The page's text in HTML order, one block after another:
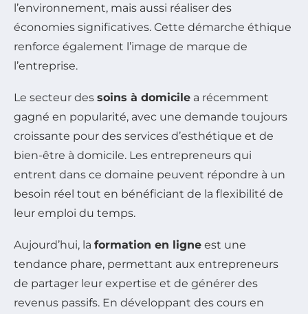
l’environnement, mais aussi réaliser des
économies significatives. Cette démarche éthique
renforce également l’image de marque de
l’entreprise.
Le secteur des soins à domicile a récemment
gagné en popularité, avec une demande toujours
croissante pour des services d’esthétique et de
bien-être à domicile. Les entrepreneurs qui
entrent dans ce domaine peuvent répondre à un
besoin réel tout en bénéficiant de la flexibilité de
leur emploi du temps.
Aujourd’hui, la formation en ligne est une
tendance phare, permettant aux entrepreneurs
de partager leur expertise et de générer des
revenus passifs. En développant des cours en